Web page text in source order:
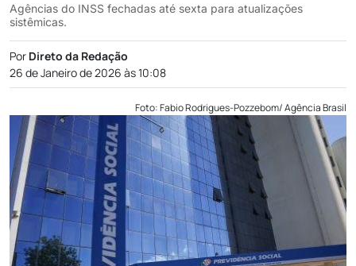
Agências do INSS fechadas até sexta para atualizações
sistêmicas.
Por Direto da Redação
26 de Janeiro de 2026 às 10:08
Foto: Fabio Rodrigues-Pozzebom/ Agência Brasil